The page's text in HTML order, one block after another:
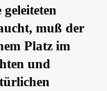
muß der
Platz im
und